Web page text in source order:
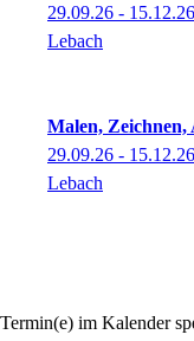
29.09.26 - 15.12.26
Lebach
Malen,
29.09.26 - 15.12.26
Lebach
Termin(e) im Kalender